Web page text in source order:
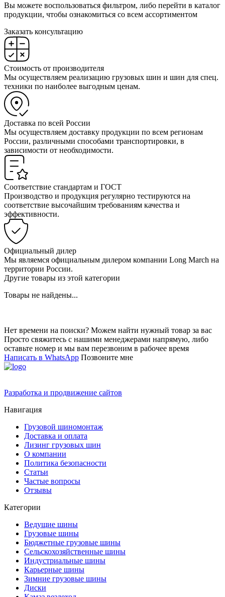
Вы можете воспользоваться фильтром, либо перейти в каталог
продукции, чтобы ознакомиться со всем ассортиментом
Заказать консультацию
Стоимость от производителя
Мы осуществляем реализацию грузовых шин и шин для спец.
техники по наиболее выгодным ценам.
Доставка по всей России
Мы осуществляем доставку продукции по всем регионам
России, различными способами транспортировки, в
зависимости от необходимости.
Соответствие стандартам и ГОСТ
Производство и продукция регулярно тестируются на
соответствие высочайшим требованиям качества и
эффективности.
Официальный дилер
Мы являемся официальным дилером компании Long March на
территории России.
Другие товары из этой категории
Товары не найдены...
Нет времени на поиски? Можем найти нужный товар за вас
Просто свяжитесь с нашими менеджерами напрямую, либо
оставьте номер и мы вам перезвоним в рабочее время
Написать в WhatsApp Позвоните мне
Разработка и продвижение сайтов
Навигация
Грузовой шиномонтаж
Доставка и оплата
Лизинг грузовых шин
О компании
Политика безопасности
Статьи
Частые вопросы
Отзывы
Категории
Ведущие шины
Грузовые шины
Бюджетные грузовые шины
Сельскохозяйственные шины
Индустриальные шины
Карьерные шины
Зимние грузовые шины
Диски